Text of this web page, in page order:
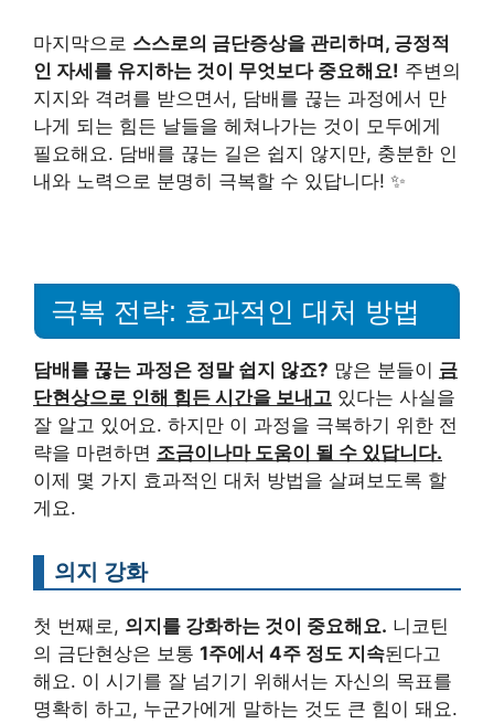
마지막으로 스스로의 금단증상을 관리하며, 긍정적
인 자세를 유지하는 것이 무엇보다 중요해요! 주변의
지지와 격려를 받으면서, 담배를 끊는 과정에서 만
나게 되는 힘든 날들을 헤쳐나가는 것이 모두에게
필요해요. 담배를 끊는 길은 쉽지 않지만, 충분한 인
내와 노력으로 분명히 극복할 수 있답니다! ✨
극복 전략: 효과적인 대처 방법
담배를 끊는 과정은 정말 쉽지 않죠? 많은 분들이 금
단현상으로 인해 힘든 시간을 보내고 있다는 사실을
잘 알고 있어요. 하지만 이 과정을 극복하기 위한 전
략을 마련하면 조금이나마 도움이 될 수 있답니다.
이제 몇 가지 효과적인 대처 방법을 살펴보도록 할
게요.
의지 강화
첫 번째로, 의지를 강화하는 것이 중요해요. 니코틴
의 금단현상은 보통 1주에서 4주 정도 지속된다고
해요. 이 시기를 잘 넘기기 위해서는 자신의 목표를
명확히 하고, 누군가에게 말하는 것도 큰 힘이 돼요.